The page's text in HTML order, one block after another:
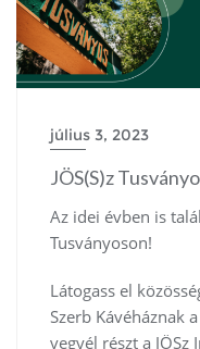
július 3, 2023
JÖS(S)z
Az idei évben is
Tusványoson!
Látogass el
Szerb Kávéháznak
vegyél részt a JÖSz